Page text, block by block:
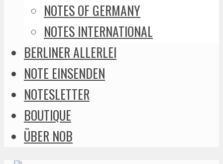
NOTES OF GERMANY
NOTES INTERNATIONAL
BERLINER ALLERLEI
NOTE EINSENDEN
NOTESLETTER
BOUTIQUE
ÜBER NOB